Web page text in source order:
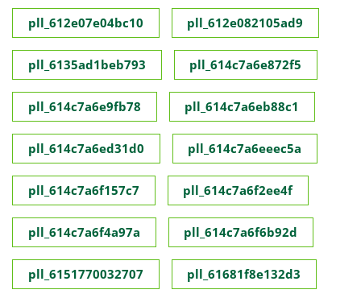
pll_612e07e04bc10 pll_612e082105ad9
pll_6135ad1beb793 pll_614c7a6e872f5
pll_614c7a6e9fb78 pll_614c7a6eb88c1
pll_614c7a6ed31d0 pll_614c7a6eeec5a
pll_614c7a6f157c7 pll_614c7a6f2ee4f
pll_614c7a6f4a97a pll_614c7a6f6b92d
pll_6151770032707 pll_61681f8e132d3